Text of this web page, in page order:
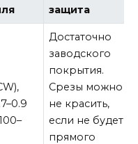
защита
Достаточно
заводского
покрытия.
Срезы можно
не красить,
если не будет
прямого